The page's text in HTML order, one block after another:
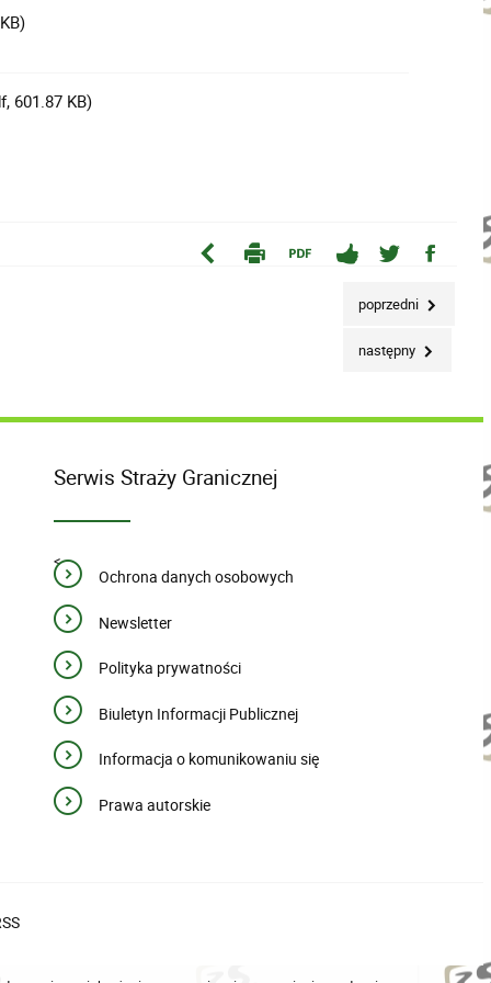
601.87 KB)
poprzedni
następny
Serwis Straży Granicznej
<
Ochrona danych osobowych
Newsletter
Polityka prywatności
Biuletyn Informacji Publicznej
Informacja o komunikowaniu się
Prawa autorskie